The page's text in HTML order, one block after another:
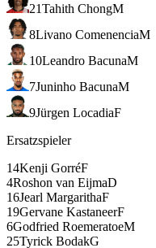
21Tahith ChongM
8Livano ComenenciaM
10Leandro BacunaM
7Juninho BacunaM
9Jürgen LocadiaF
Ersatzspieler
14Kenji GorréF
4Roshon van EijmaD
16Jearl MargarithaF
19Gervane KastaneerF
6Godfried RoemeratoeM
25Tyrick BodakG